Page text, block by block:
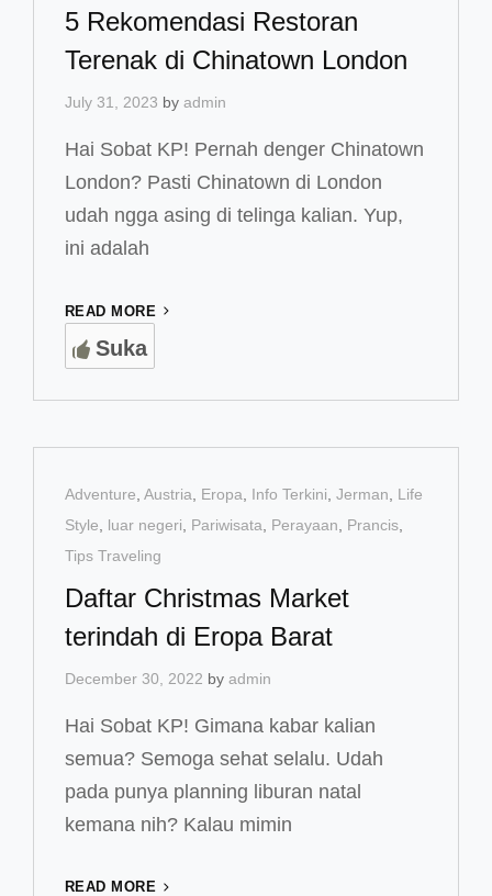
5 Rekomendasi Restoran
Terenak di Chinatown London
July 31, 2023 by admin
Hai Sobat KP! Pernah denger Chinatown
London? Pasti Chinatown di London
udah ngga asing di telinga kalian. Yup,
ini adalah
READ MORE
DI
LONDON
Suka
Cat
Links
Adventure Austria Eropa Info Terkini Jerman
Life
Style
luar negeri Pariwisata Perayaan Prancis
Tips Traveling
Daftar Christmas Market
terindah di Eropa Barat
December 30, 2022 by admin
Hai Sobat KP! Gimana kabar kalian
semua? Semoga sehat selalu. Udah
pada punya planning liburan natal
kemana nih? Kalau mimin
READ MORE